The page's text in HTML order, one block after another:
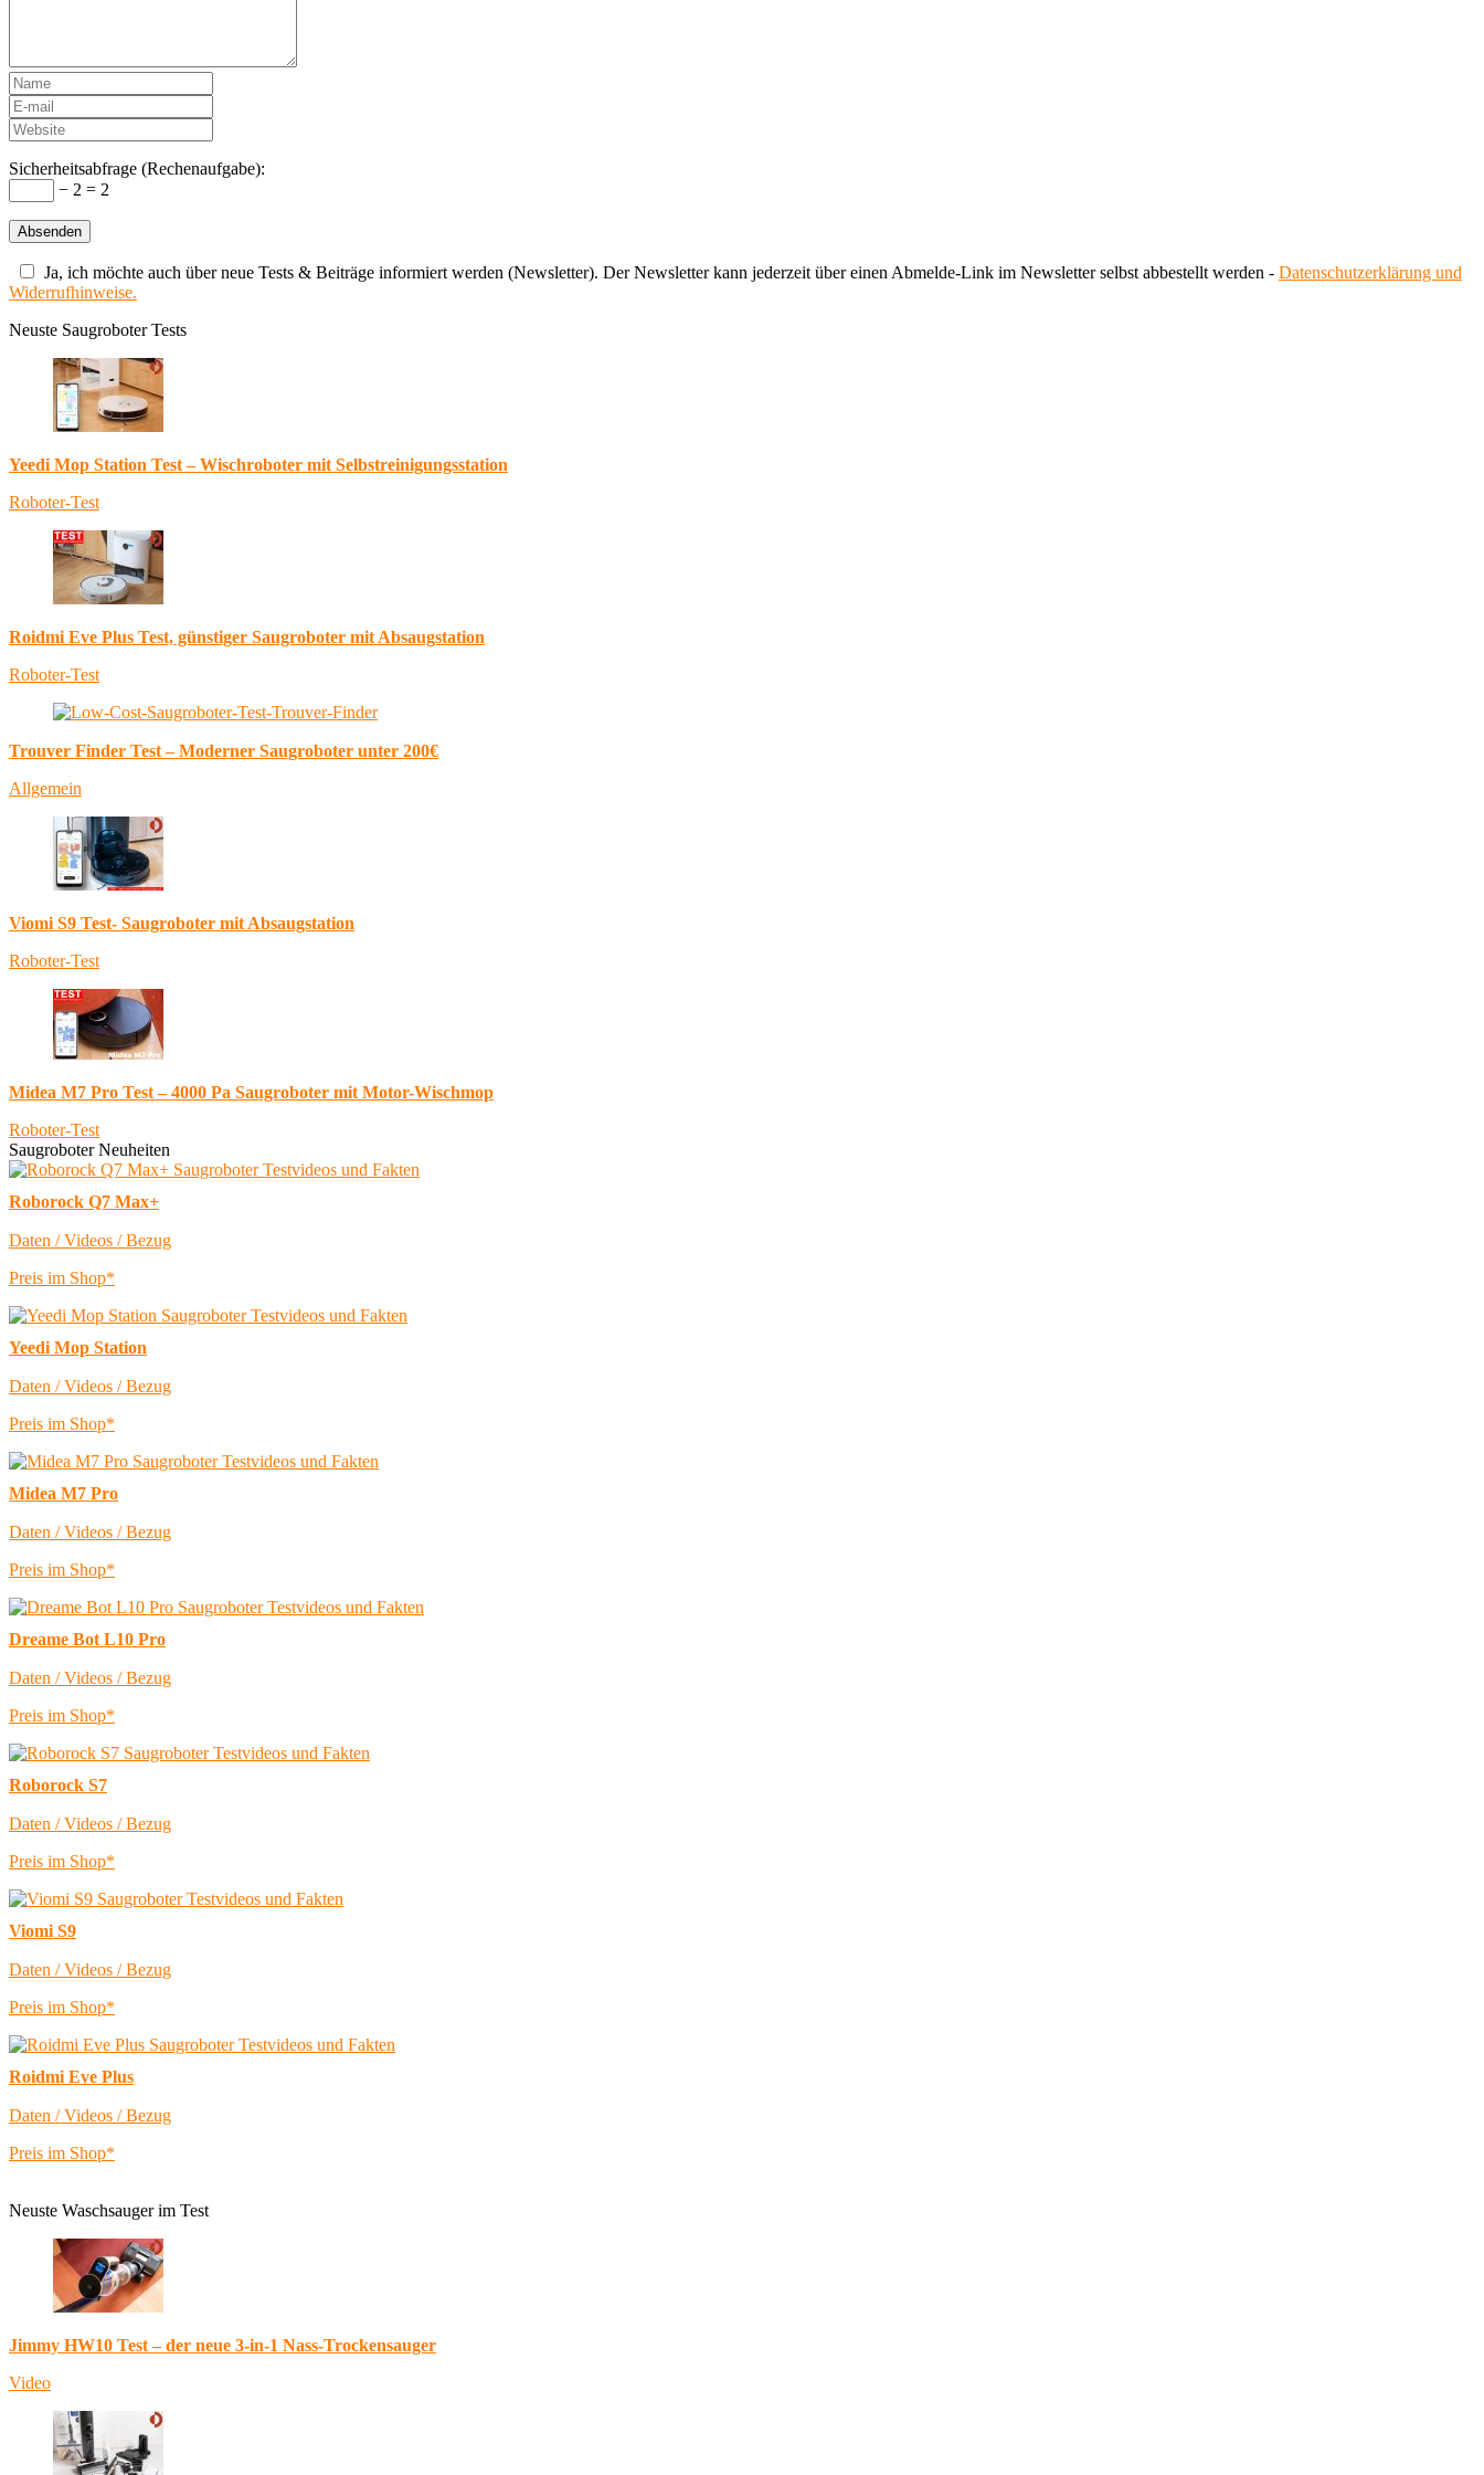
Sicherheitsabfrage (Rechenaufgabe):
− 2 = 2
Ja, ich möchte auch über neue Tests & Beiträge informiert werden (Newsletter). Der Newsletter kann jederzeit über einen Abmelde-Link im Newsletter selbst abbestellt werden - Datenschutzerklärung und
Widerrufhinweise.
Neuste Saugroboter Tests
Yeedi Mop Station Test – Wischroboter mit Selbstreinigungsstation
Roboter-Test
Roidmi Eve Plus Test, günstiger Saugroboter mit Absaugstation
Roboter-Test
Trouver Finder Test – Moderner Saugroboter unter 200€
Allgemein
Viomi S9 Test- Saugroboter mit Absaugstation
Roboter-Test
Midea M7 Pro Test – 4000 Pa Saugroboter mit Motor-Wischmop
Roboter-Test
Saugroboter Neuheiten
Roborock Q7 Max+
Daten / Videos / Bezug
Preis im Shop*
Yeedi Mop Station
Daten / Videos / Bezug
Preis im Shop*
Midea M7 Pro
Daten / Videos / Bezug
Preis im Shop*
Dreame Bot L10 Pro
Daten / Videos / Bezug
Preis im Shop*
Roborock S7
Daten / Videos / Bezug
Preis im Shop*
Viomi S9
Daten / Videos / Bezug
Preis im Shop*
Roidmi Eve Plus
Daten / Videos / Bezug
Preis im Shop*
Neuste Waschsauger im Test
Jimmy HW10 Test – der neue 3-in-1 Nass-Trockensauger
Video